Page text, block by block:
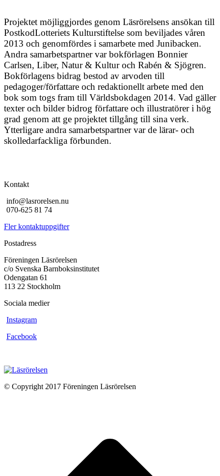
Projektet möjliggjordes genom Läsrörelsens ansökan till
PostkodLotteriets Kulturstiftelse som beviljades våren
2013 och genomfördes i samarbete med Junibacken.
Andra samarbetspartner var bokförlagen Bonnier
Carlsen, Liber, Natur & Kultur och Rabén & Sjögren.
Bokförlagens bidrag bestod av arvoden till
pedagoger/författare och redaktionellt arbete med den
bok som togs fram till Världsbokdagen 2014. Vad gäller
texter och bilder bidrog författare och illustratörer i hög
grad genom att ge projektet tillgång till sina verk.
Ytterligare andra samarbetspartner var de lärar- och
skolledarfackliga förbunden.
Kontakt
info@lasrorelsen.nu
070-625 81 74
Fler kontaktuppgifter
Postadress
Föreningen Läsrörelsen
c/o Svenska Barnboksinstitutet
Odengatan 61
113 22 Stockholm
Sociala medier
Instagram
Facebook
© Copyright 2017 Föreningen Läsrörelsen